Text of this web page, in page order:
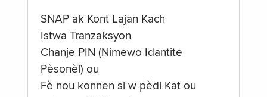
SNAP ak Kont Lajan Kach
Istwa Tranzaksyon
Chanje PIN (Nimewo Idantite
Pèsonèl) ou
Fè nou konnen si w pèdi Kat ou